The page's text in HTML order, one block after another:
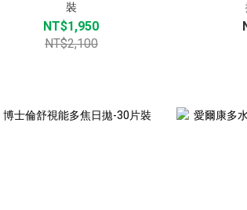
裝
NT$1,950
NT$2,100